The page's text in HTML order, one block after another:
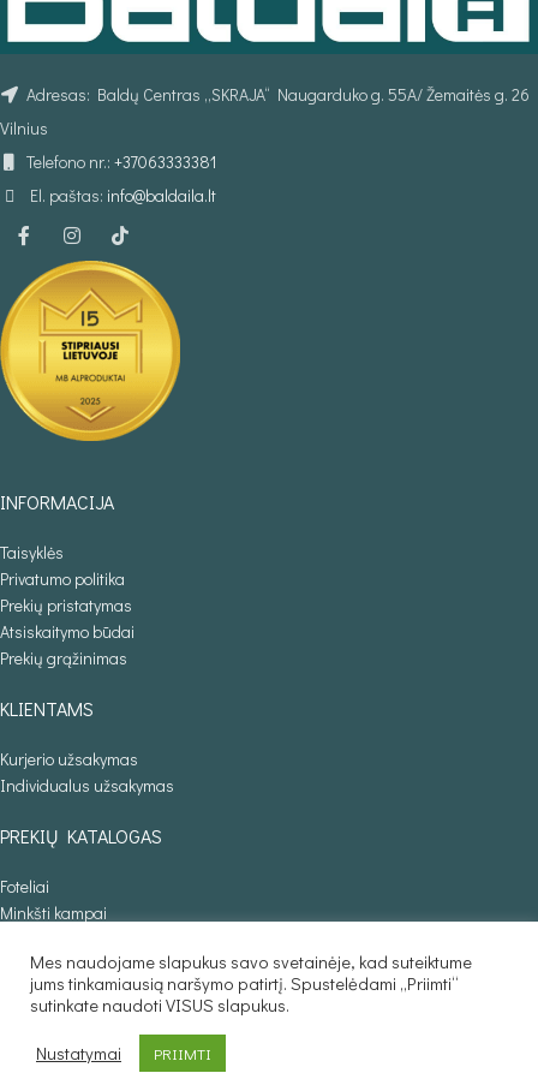
Adresas: Baldų Centras „SKRAJA“ Naugarduko g. 55A/ Žemaitės g. 26
Vilnius
Telefono nr.: +37063333381
El. paštas: info@baldaila.lt
INFORMACIJA
Taisyklės
Privatumo politika
Prekių pristatymas
Atsiskaitymo būdai
Prekių grąžinimas
KLIENTAMS
Kurjerio užsakymas
Individualus užsakymas
PREKIŲ KATALOGAS
Foteliai
Minkšti kampai
Sofos lovos
Stalai
Baldaila.lt © 2025
Mes naudojame slapukus savo svetainėje, kad suteiktume
jums tinkamiausią naršymo patirtį. Spustelėdami „Priimti“
sutinkate naudoti VISUS slapukus.
Nustatymai PRIIMTI